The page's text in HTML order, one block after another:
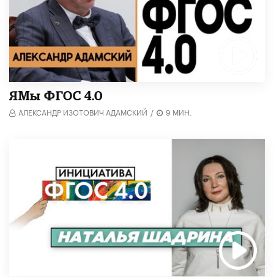
​ЯМы ФГОС 4.0
АЛЕКСАНДР ИЗОТОВИЧ АДАМСКИЙ / 9 МИН.